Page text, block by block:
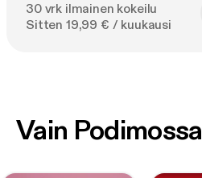
30 vrk ilmainen kokeilu
Sitten 19,99 € / kuukausi
Vain Podimossa